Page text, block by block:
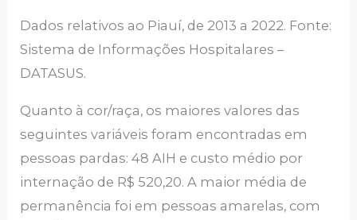
Dados relativos ao Piauí, de 2013 a 2022. Fonte:
Sistema de Informações Hospitalares –
DATASUS.
Quanto à cor/raça, os maiores valores das
seguintes variáveis foram encontradas em
pessoas pardas: 48 AIH e custo médio por
internação de R$ 520,20. A maior média de
permanência foi em pessoas amarelas, com